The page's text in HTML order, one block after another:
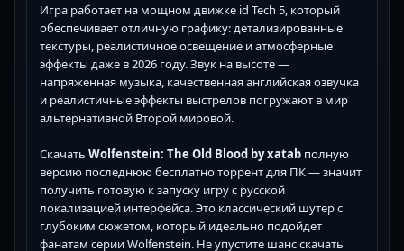
Игра работает на мощном движке id Tech 5, который
обеспечивает отличную графику: детализированные
текстуры, реалистичное освещение и атмосферные
эффекты даже в 2026 году. Звук на высоте —
напряженная музыка, качественная английская озвучка
и реалистичные эффекты выстрелов погружают в мир
альтернативной Второй мировой.
Скачать Wolfenstein: The Old Blood by xatab полную
версию последнюю бесплатно торрент для ПК — значит
получить готовую к запуску игру с русской
локализацией интерфейса. Это классический шутер с
глубоким сюжетом, который идеально подойдет
фанатам серии Wolfenstein. Не упустите шанс скачать